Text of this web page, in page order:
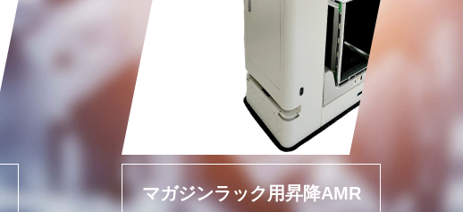
マガジンラック用昇降AMR